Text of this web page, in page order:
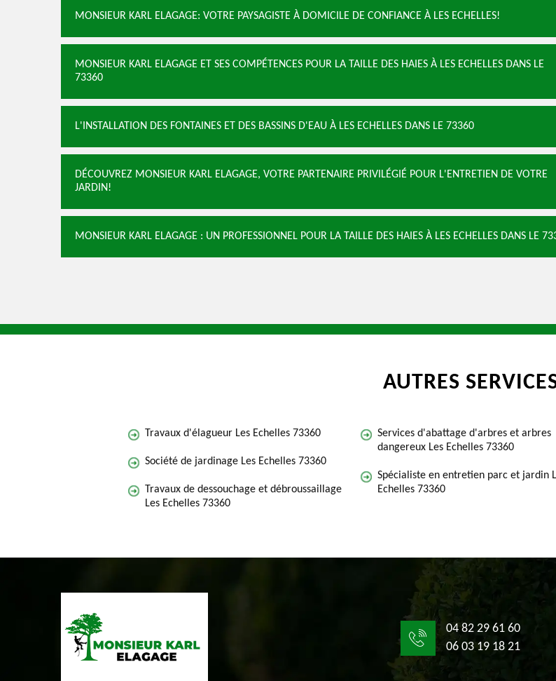
MONSIEUR KARL ELAGAGE: VOTRE PAYSAGISTE À DOMICILE DE CONFIANCE À LES ECHELLES!
MONSIEUR KARL ELAGAGE ET SES COMPÉTENCES POUR LA TAILLE DES HAIES À LES ECHELLES DANS LE
73360
L'INSTALLATION DES FONTAINES ET DES BASSINS D'EAU À LES ECHELLES DANS LE 73360
DÉCOUVREZ MONSIEUR KARL ELAGAGE, VOTRE PARTENAIRE PRIVILÉGIÉ POUR L'ENTRETIEN DE VOTRE
JARDIN!
MONSIEUR KARL ELAGAGE : UN PROFESSIONNEL POUR LA TAILLE DES HAIES À LES ECHELLES DANS LE
AUTRES
Travaux d'élagueur Les Echelles 73360
Société de jardinage Les Echelles 73360
Travaux de dessouchage et débroussaillage
Les Echelles 73360
Services d'abattage d'arbres et arbres
dangereux Les Echelles 73360
Spécialiste en entretien parc et jardin
Echelles 73360
04 82 29 61 60
06 03 19 18 21